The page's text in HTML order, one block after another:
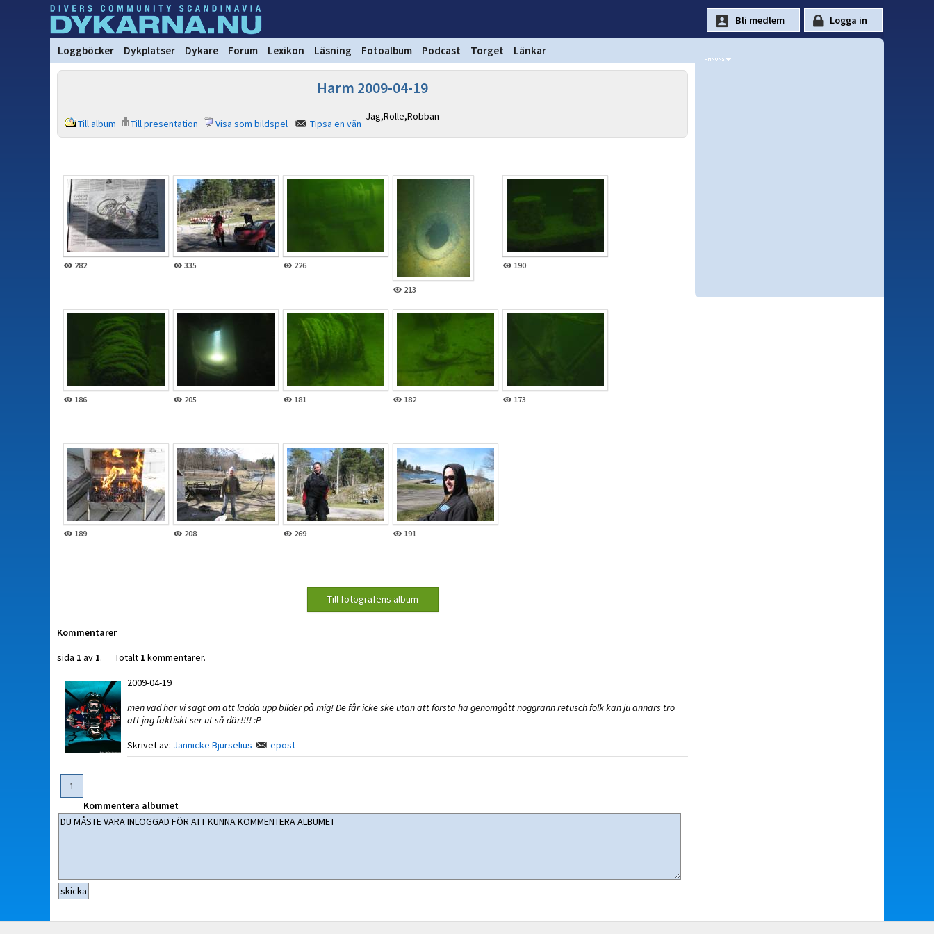
Loggböcker Dykplatser Dykare Forum Lexikon Läsning Fotoalbum Podcast Torget Länkar
Harm 2009-04-19
Jag,Rolle,Robban
Till album Till presentation Visa som bildspel Tipsa en vän
282 335 226
213
190
186 205 181 182 173
189 208 269 191
Kommentarer
sida 1 av 1. Totalt 1 kommentarer.
2009-04-19
men vad har vi sagt om att ladda upp bilder på mig! De får icke ske utan att första ha genomgått noggrann retusch folk kan ju annars tro
att jag faktiskt ser ut så där!!!! :P
Skrivet av: Jannicke Bjurselius epost
1
Kommentera albumet